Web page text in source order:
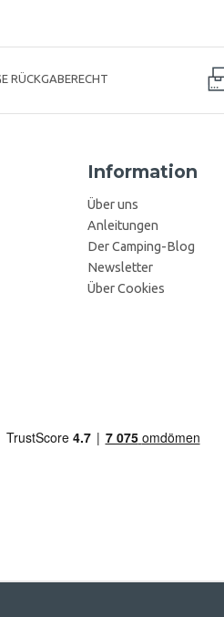
RÜCKGABERECHT
Information
Über uns
Anleitungen
Der Camping-Blog
Newsletter
Über Cookies